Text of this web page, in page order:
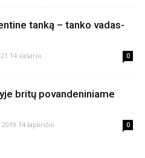
tanką – tanko vadas-
14 vasario 0
britų povandeniniame
2019 14 lapkričio 0